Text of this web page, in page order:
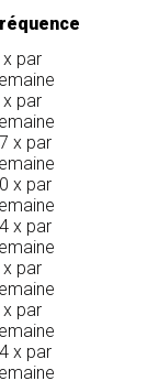
par
par
x par
x par
x par
par
par
x par